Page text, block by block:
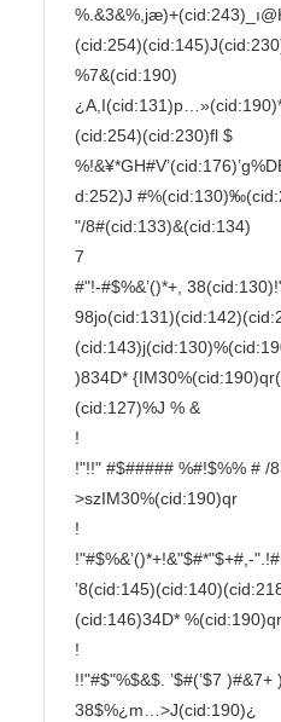
%7&(cid:190)
(cid:254)(cid:230)fl $
d:252)J
"/8#(cid:133)&(cid:134)
7
#"!-#$%&’()*+,
)834D*
(cid:127)%J % &
!
!"!!" #$##### %#!$%% # /
>szIM30%(cid:190)qr
!
!"#$%&’()*+!&"$#*"$+#,-
(cid:146)34D* %(cid:190)qr
!
!!"#$"%$&$. ’$#(’$7
38$%¿m…>J(cid:190)¿